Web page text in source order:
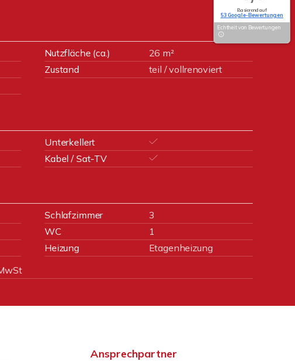
Nutzfläche (ca.)
26 m²
Zustand
teil / vollrenoviert
Unterkellert
Kabel / Sat-TV
Schlafzimmer
3
WC
1
Heizung
Etagenheizung
Ansprechpartner
Basierend auf
53 Google-Bewertungen
Echtheit von Bewertungen